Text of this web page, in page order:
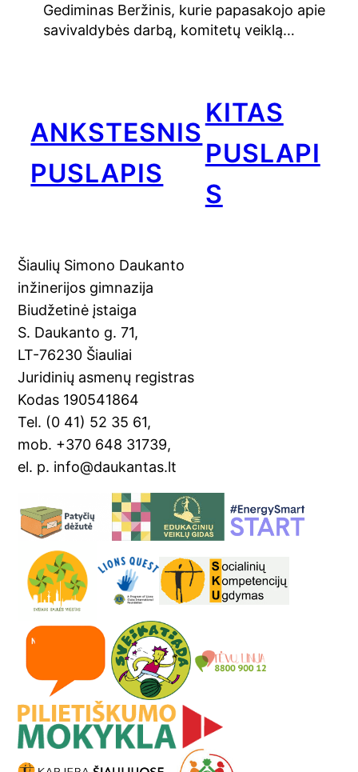
Gediminas Beržinis, kurie papasakojo apie
savivaldybės darbą, komitetų veiklą…
ANKSTESNIS
PUSLAPIS
KITAS
PUSLAPI
S
Šiaulių Simono Daukanto
inžinerijos gimnazija
Biudžetinė įstaiga
S. Daukanto g. 71,
LT-76230 Šiauliai
Juridinių asmenų registras
Kodas 190541864
Tel. (0 41) 52 35 61,
mob. +370 648 31739,
el. p. info@daukantas.lt